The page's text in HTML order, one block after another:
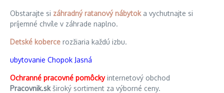
Obstarajte si záhradný ratanový nábytoka vychutnajte si
príjemné chvíle v záhrade naplno.
Detské koberce rozžiaria každú izbu.
ubytovanie Chopok Jasná
Ochranné pracovné pomôckyinternetový obchod
Pracovnik.skširoký sortiment za výborné ceny.